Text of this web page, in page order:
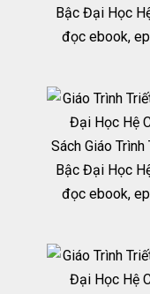
Bậc Đại Học
đọc ebook,
Sách Giáo
Bậc Đại Học
đọc ebook,